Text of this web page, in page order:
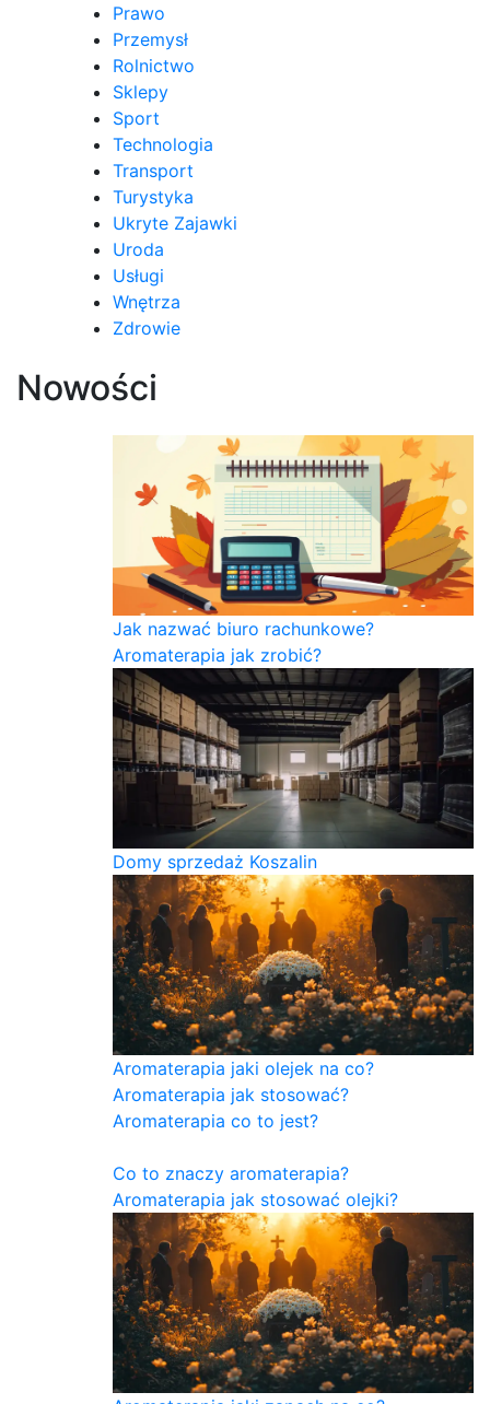
Prawo
Przemysł
Rolnictwo
Sklepy
Sport
Technologia
Transport
Turystyka
Ukryte Zajawki
Uroda
Usługi
Wnętrza
Zdrowie
Nowości
Jak nazwać biuro rachunkowe?
Aromaterapia jak zrobić?
Domy sprzedaż Koszalin
Aromaterapia jaki olejek na co?
Aromaterapia jak stosować?
Aromaterapia co to jest?
Co to znaczy aromaterapia?
Aromaterapia jak stosować olejki?